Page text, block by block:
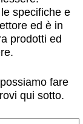
specifiche e
ed è in
prodotti ed
fare
qui sotto.